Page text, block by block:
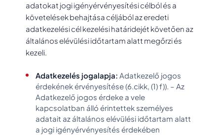
adatokat jogi igényérvényesítési célból és a
követelések behajtása céljából az eredeti
adatkezelési cél kezelési határidejét követően az
általános elévülési időtartam alatt megőrzi és
kezeli.
Adatkezelés jogalapja: Adatkezelő jogos
érdekének érvényesítése (6.cikk, (1) f)). – Az
Adatkezelő jogos érdeke a vele
kapcsolatban álló érintettek személyes
adatait az általános elévülési időtartam alatt
a jogi igényérvényesítés érdekében